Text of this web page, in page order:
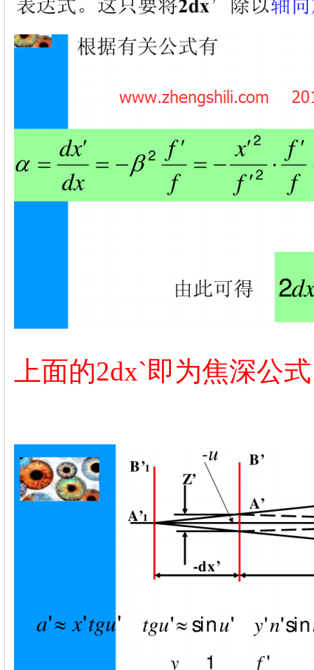
上面的2dx`即为焦深公式